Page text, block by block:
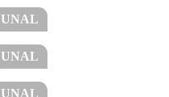
UNAL
UNAL
UNAL